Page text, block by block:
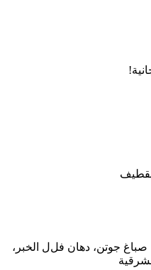
صباغ جوتن، دهان فلل الخبر،